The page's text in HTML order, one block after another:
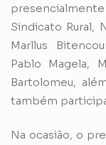
Sindicato Rural,
Marllus
Pablo Magela,
Bartolomeu,
também
Na ocasião, o